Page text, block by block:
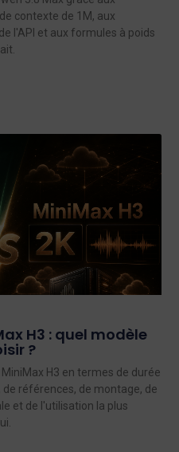
contexte de 1M, aux
l'API et aux formules à poids
H3 : quel modèle
?
H3 en termes de durée
de références, de montage, de
et de l'utilisation la plus